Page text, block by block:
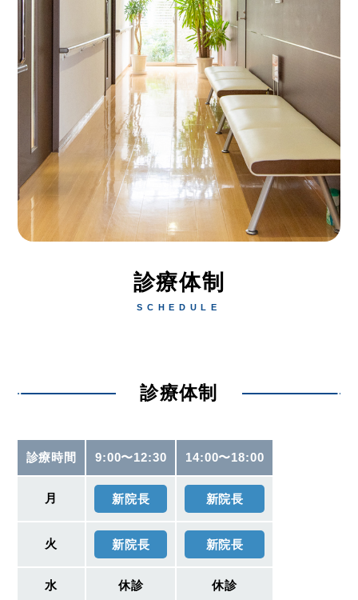
診療体制
SCHEDULE
診療体制
診療時間 9:00〜12:30 14:00〜18:00
月 新院長 新院長
火 新院長 新院長
水 休診 休診